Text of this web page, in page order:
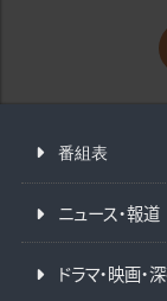
番組表
ニュース・報道
ドラマ・映画・